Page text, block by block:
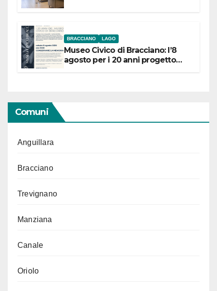
BRACCIANO LAGO
Museo Civico di Bracciano: l’8
agosto per i 20 anni progetto
Comuni
Anguillara
Bracciano
Trevignano
Manziana
Canale
Oriolo